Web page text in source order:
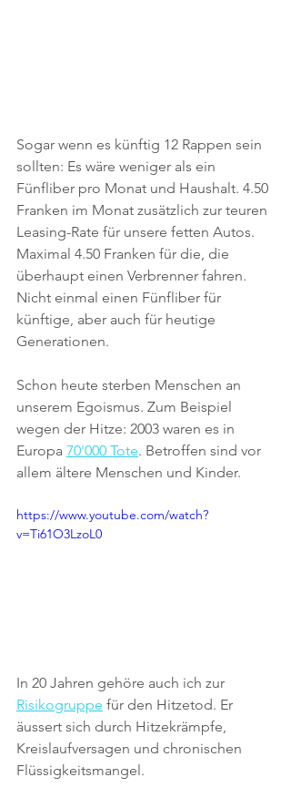
Sogar wenn es künftig 12 Rappen sein
sollten: Es wäre weniger als ein
Fünfliber pro Monat und Haushalt. 4.50
Franken im Monat zusätzlich zur teuren
Leasing-Rate für unsere fetten Autos.
Maximal 4.50 Franken für die, die
überhaupt einen Verbrenner fahren.
Nicht einmal einen Fünfliber für
künftige, aber auch für heutige
Generationen.
Schon heute sterben Menschen an
unserem Egoismus. Zum Beispiel
wegen der Hitze: 2003 waren es in
Europa 70'000 Tote. Betroffen sind vor
allem ältere Menschen und Kinder.
https://www.youtube.com/watch?
v=Ti61O3LzoL0
In 20 Jahren gehöre auch ich zur
Risikogruppe für den Hitzetod. Er
äussert sich durch Hitzekrämpfe,
Kreislaufversagen und chronischen
Flüssigkeitsmangel.